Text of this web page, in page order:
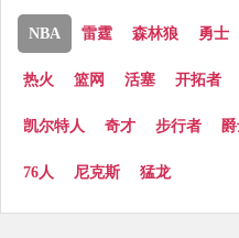
NBA 雷霆 森林狼 勇士
热火 篮网 活塞 开拓者
凯尔特人 奇才 步行者
76人 尼克斯 猛龙